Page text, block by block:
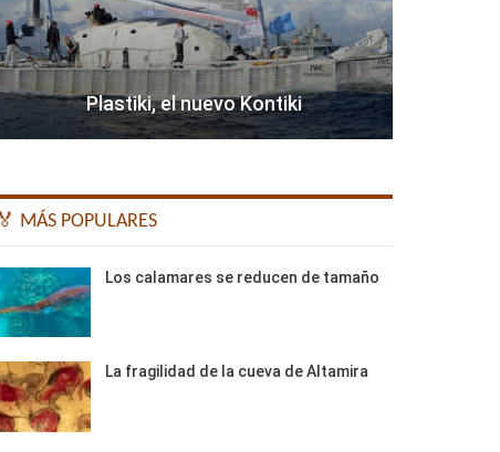
Plastiki, el nuevo Kontiki
🏅 MÁS POPULARES
Los calamares se reducen de tamaño
La fragilidad de la cueva de Altamira